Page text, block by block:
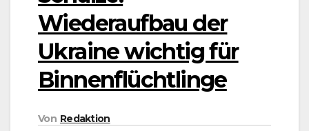
Wiederaufbau der
Ukraine wichtig für
Binnenflüchtlinge
Von Redaktion